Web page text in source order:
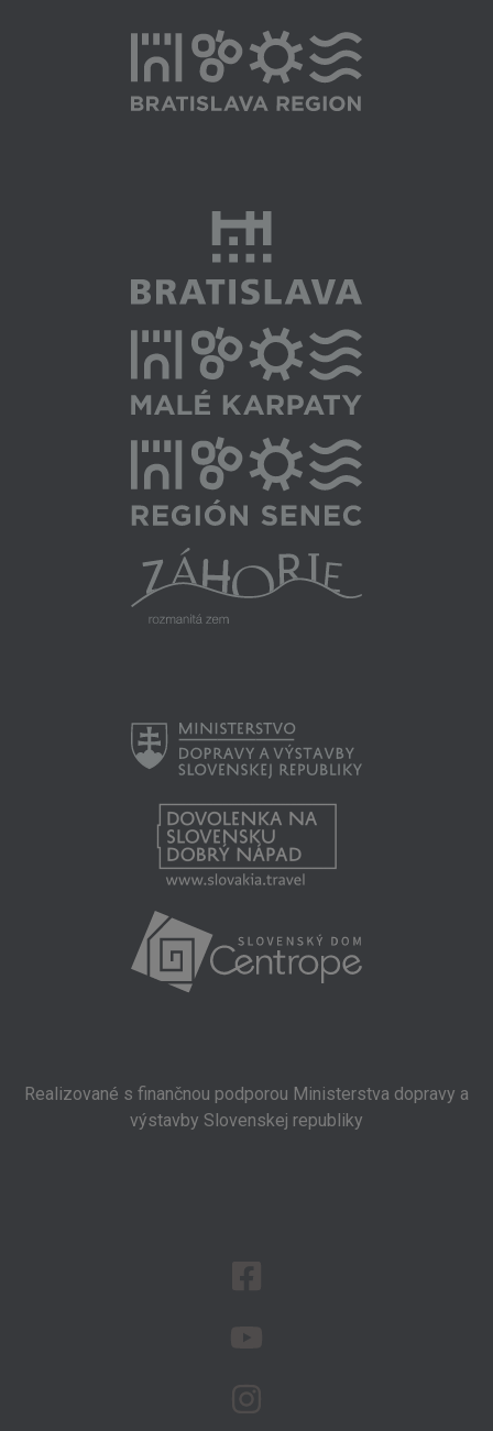
Realizované s finančnou podporou Ministerstva dopravy a
výstavby Slovenskej republiky